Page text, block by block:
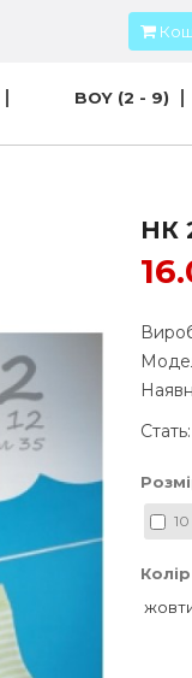
BOY (2 - 9)
НК
Стать:
10
Колір